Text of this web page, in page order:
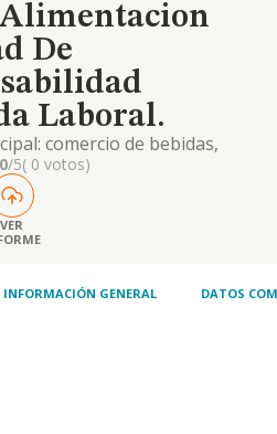
De
Laboral.
comercio de bebidas,
y demás elementos de
como vestido y
juguetes de regalo y, en
de los supermercados.
al por menor o al
0/5( 0 votos)
VER
INFORMACIÓN GENERAL DATOS